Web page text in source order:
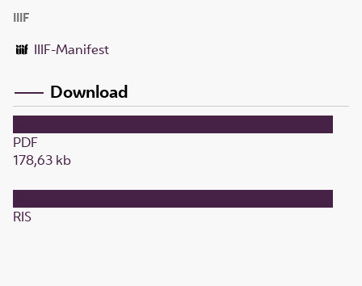
IIIF
IIIF-Manifest
Download
PDF
178,63 kb
RIS